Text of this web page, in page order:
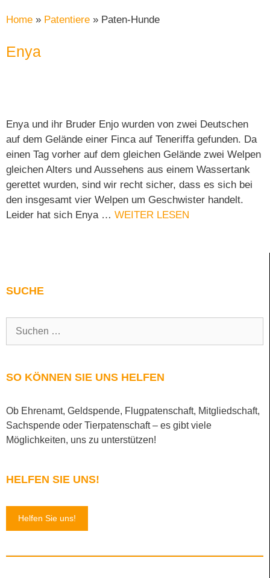
Home » Patentiere » Paten-Hunde
Enya
Enya und ihr Bruder Enjo wurden von zwei Deutschen
auf dem Gelände einer Finca auf Teneriffa gefunden. Da
einen Tag vorher auf dem gleichen Gelände zwei Welpen
gleichen Alters und Aussehens aus einem Wassertank
gerettet wurden, sind wir recht sicher, dass es sich bei
den insgesamt vier Welpen um Geschwister handelt.
Leider hat sich Enya … WEITER LESEN
SUCHE
SO KÖNNEN SIE UNS HELFEN
Ob Ehrenamt, Geldspende, Flugpatenschaft, Mitgliedschaft,
Sachspende oder Tierpatenschaft – es gibt viele
Möglichkeiten, uns zu unterstützen!
HELFEN SIE UNS!
Helfen Sie uns!